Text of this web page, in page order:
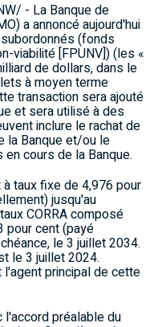
- La Banque de
a annoncé aujourd'hui
(fonds
viabilité [FPUNV]) (les «
de dollars, dans le
à moyen terme
transaction sera ajouté
et sera utilisé à des
inclure le rachat de
la Banque et/ou le
cours de la Banque.
taux fixe de 4,976 pour
jusqu'au
CORRA composé
pour cent (payé
le 3 juillet 2034.
le 3 juillet 2024.
principal de cette
l'accord préalable du